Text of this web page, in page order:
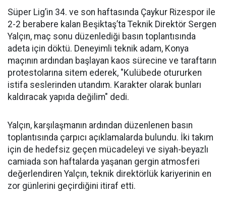
Süper Lig’in 34. ve son haftasında Çaykur Rizespor ile
2-2 berabere kalan Beşiktaş’ta Teknik Direktör Sergen
Yalçın, maç sonu düzenlediği basın toplantısında
adeta için döktü. Deneyimli teknik adam, Konya
maçının ardından başlayan kaos sürecine ve taraftarın
protestolarına sitem ederek, "Kulübede otururken
istifa seslerinden utandım. Karakter olarak bunları
kaldıracak yapıda değilim" dedi.
Yalçın, karşılaşmanın ardından düzenlenen basın
toplantısında çarpıcı açıklamalarda bulundu. İki takım
için de hedefsiz geçen mücadeleyi ve siyah-beyazlı
camiada son haftalarda yaşanan gergin atmosferi
değerlendiren Yalçın, teknik direktörlük kariyerinin en
zor günlerini geçirdiğini itiraf etti.